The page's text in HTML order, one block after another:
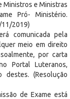
Ministros e Ministras
Pró- Ministério.
11/2019)
comunicada pela
meio em direito
por carta
Portal Luteranos,
destes. (Resolução
de Exame está